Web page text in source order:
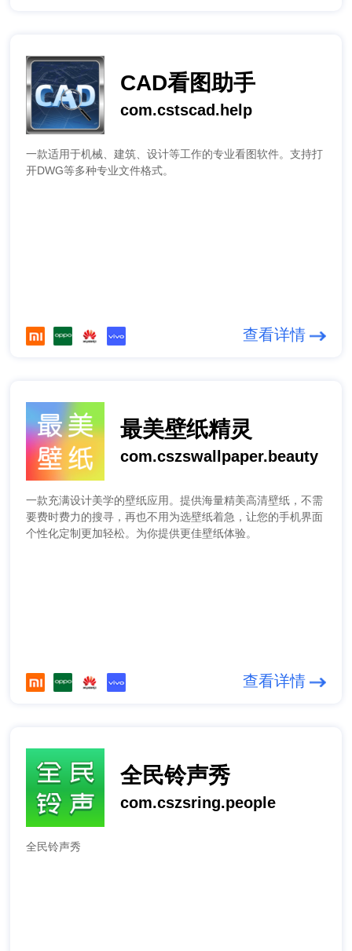
CAD看图助手
com.cstscad.help
一款适用于机械、建筑、设计等工作的专业看图软件。支持打
开DWG等多种专业文件格式。
查看详情
最美壁纸精灵
com.cszswallpaper.beauty
一款充满设计美学的壁纸应用。提供海量精美高清壁纸，不需
要费时费力的搜寻，再也不用为选壁纸着急，让您的手机界面
个性化定制更加轻松。为你提供更佳壁纸体验。
查看详情
全民铃声秀
com.cszsring.people
全民铃声秀